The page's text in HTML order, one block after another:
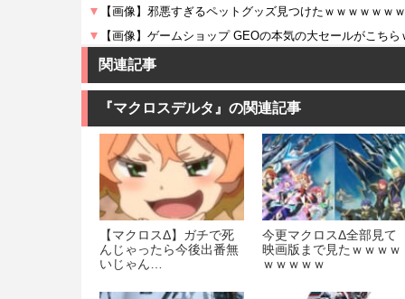
関連記事
『マクロスデルタ』の関連記事
【マクロスΔ】ガチで死
んじゃったら今後出番無
いじゃん…
今更マクロスΔ全部見て
映画版まで見たｗｗｗｗ
ｗｗｗｗｗ